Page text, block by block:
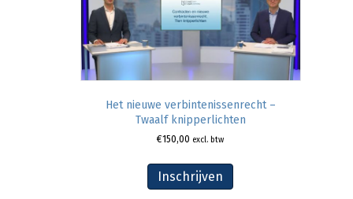
Het nieuwe verbintenissenrecht –
Twaalf knipperlichten
€150,00 excl. btw
Inschrijven